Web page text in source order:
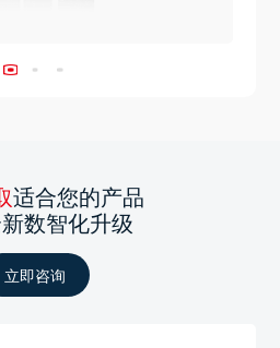
适合您的产品
数智化升级
立即咨询